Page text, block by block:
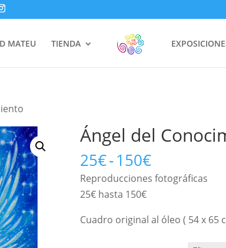
MATEU TIENDA
Ángel del
25€-150€Rango
de
precios:
25€
Reproducciones
25€ hasta 150€
Cuadro original al óleo ( 54 x 65